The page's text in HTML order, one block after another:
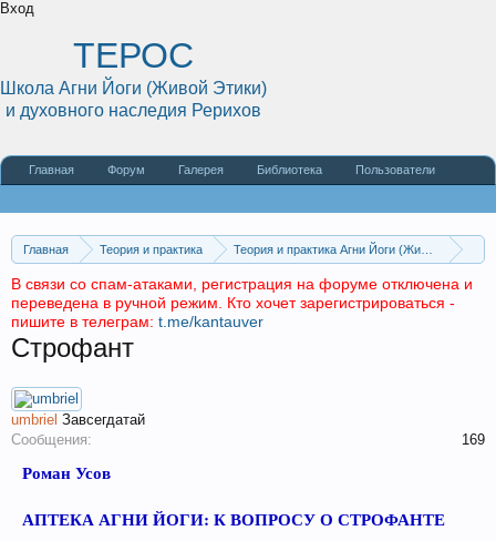
Вход
Главная Теория и практика
Теория и практика Агни Йоги (Живой Этики)
В связи со спам-атаками, регистрация на форуме отключена и
переведена в ручной режим. Кто хочет зарегистрироваться -
пишите в телеграм: t.me/kantauver
Строфант
umbriel Завсегдатай
Сообщения:
169
Роман Усов
АПТЕКА АГНИ ЙОГИ: К ВОПРОСУ О СТРОФАНТЕ
ТЕРОС
Школа Агни Йоги (Живой Этики)
и духовного наследия Рерихов
Главная Форум Галерея Библиотека Пользователи